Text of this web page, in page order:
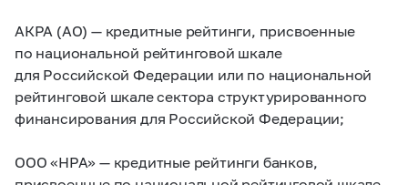
АКРА (АО) — кредитные рейтинги, присвоенные
по национальной рейтинговой шкале
для Российской Федерации или по национальной
рейтинговой шкале сектора структурированного
финансирования для Российской Федерации;
ООО «НРА» — кредитные рейтинги банков,